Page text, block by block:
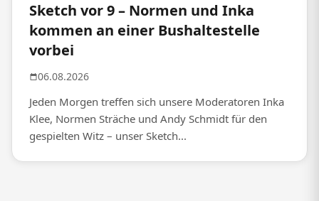
Sketch vor 9 – Normen und Inka
kommen an einer Bushaltestelle
vorbei
06.08.2026
Jeden Morgen treffen sich unsere Moderatoren Inka
Klee, Normen Sträche und Andy Schmidt für den
gespielten Witz – unser Sketch...